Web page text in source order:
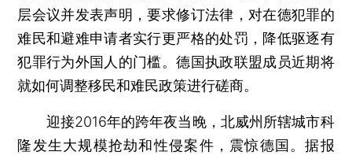
层会议并发表声明，要求修订法律，对在德犯罪的
难民和避难申请者实行更严格的处罚，降低驱逐有
犯罪行为外国人的门槛。德国执政联盟成员近期将
就如何调整移民和难民政策进行磋商。
迎接2016年的跨年夜当晚，北威州所辖城市科
隆发生大规模抢劫和性侵案件，震惊德国。据报